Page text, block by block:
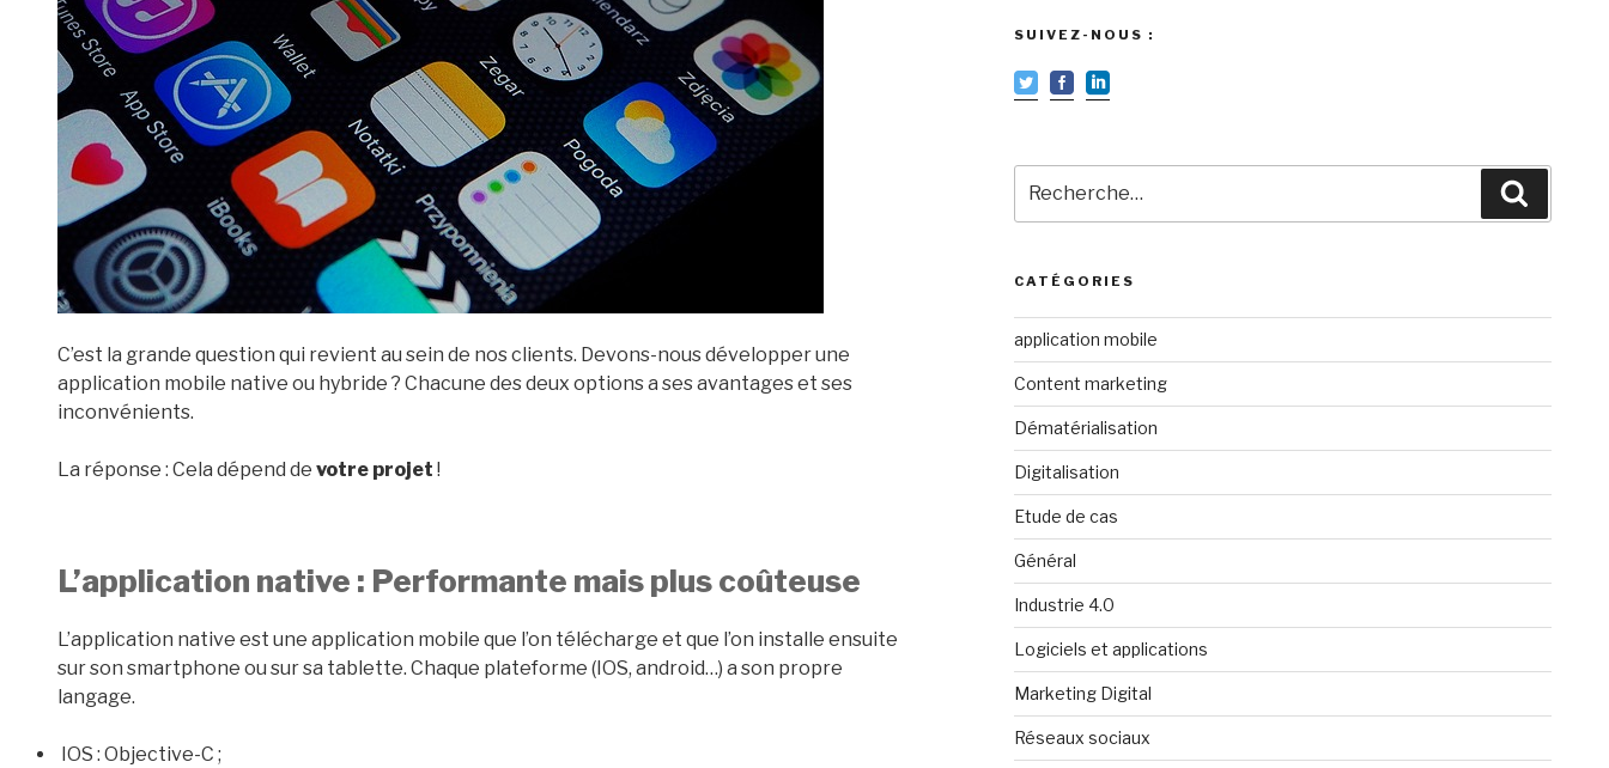
C’est la grande question qui revient au sein de nos clients. Devons-nous développer une
application mobile native ou hybride ? Chacune des deux options a ses avantages et ses
inconvénients.
La réponse : Cela dépend de votre projet !
L’application native : Performante mais plus coûteuse
L’application native est une application mobile que l’on télécharge et que l’on installe ensuite
sur son smartphone ou sur sa tablette. Chaque plateforme (IOS, android…) a son propre
langage.
IOS : Objective-C ;
SUIVEZ-NOUS :
pour
:
CATÉGORIES
application mobile
Content marketing
Dématérialisation
Digitalisation
Etude de cas
Général
Industrie 4.0
Logiciels et applications
Marketing Digital
Réseaux sociaux